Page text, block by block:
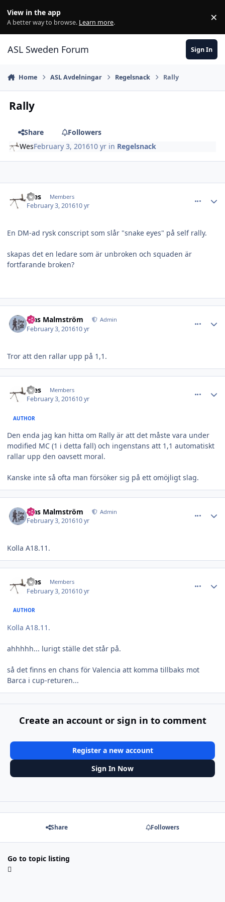
View in the app
A better way to browse. Learn more. ×
ASL Sweden Forum Sign In
Home ASL Avdelningar Regelsnack Rally
Rally
Share
Followers
WesFebruary 3, 201610 yr in Regelsnack
Wes Members
February 3, 201610 yr
En DM-ad rysk conscript som slår "snake eyes" på self rally.
skapas det en ledare som är unbroken och squaden är
fortfarande broken?
Klas Malmström Admin
February 3, 201610 yr
Tror att den rallar upp på 1,1.
Wes Members
February 3, 201610 yr
AUTHOR
Den enda jag kan hitta om Rally är att det måste vara under
modified MC (1 i detta fall) och ingenstans att 1,1 automatiskt
rallar upp den oavsett moral.
Kanske inte så ofta man försöker sig på ett omöjligt slag.
Klas Malmström Admin
February 3, 201610 yr
Kolla A18.11.
Wes Members
February 3, 201610 yr
AUTHOR
Kolla A18.11.
ahhhhh... lurigt ställe det står på.
så det finns en chans för Valencia att komma tillbaks mot
Barca i cup-returen...
Create an account or sign in to comment
Register a new account
Sign In Now
Share Followers
Go to topic listing